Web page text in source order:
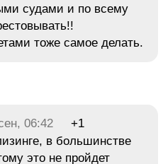
судами и по всему
тоже самое делать.
06:42
+1
в большинстве
это не пройдет